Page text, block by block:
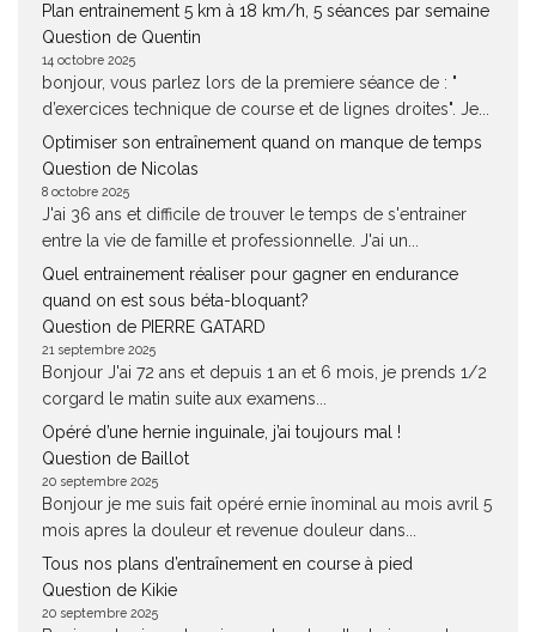
Plan entrainement 5 km à 18 km/h, 5 séances par semaine
Question de Quentin
14 octobre 2025
bonjour, vous parlez lors de la premiere séance de : "
d’exercices technique de course et de lignes droites". Je...
Optimiser son entraînement quand on manque de temps
Question de Nicolas
8 octobre 2025
J'ai 36 ans et difficile de trouver le temps de s'entrainer
entre la vie de famille et professionnelle. J'ai un...
Quel entrainement réaliser pour gagner en endurance
quand on est sous béta-bloquant?
Question de PIERRE GATARD
21 septembre 2025
Bonjour J'ai 72 ans et depuis 1 an et 6 mois, je prends 1/2
corgard le matin suite aux examens...
Opéré d’une hernie inguinale, j’ai toujours mal !
Question de Baillot
20 septembre 2025
Bonjour je me suis fait opéré ernie înominal au mois avril 5
mois apres la douleur et revenue douleur dans...
Tous nos plans d’entraînement en course à pied
Question de Kikie
20 septembre 2025